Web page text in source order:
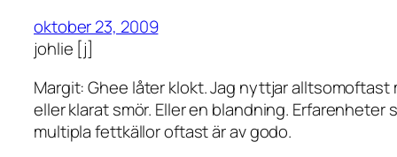
oktober 23, 2009
johlie [j]
Margit: Ghee låter klokt. Jag nyttjar
eller klarat smör. Eller en blandning. Erfarenheter
multipla fettkällor oftast är av godo.